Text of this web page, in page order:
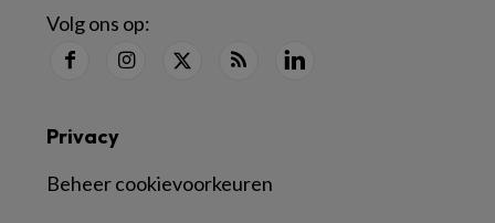
Volg ons op:
Privacy
Beheer cookievoorkeuren